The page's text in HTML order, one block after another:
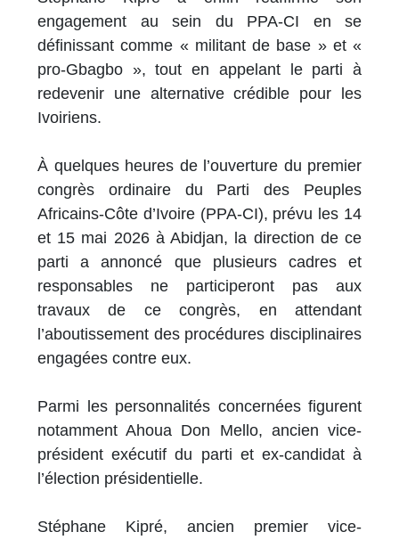
engagement au sein du PPA-CI en se
définissant comme « militant de base » et «
pro-Gbagbo », tout en appelant le parti à
redevenir une alternative crédible pour les
Ivoiriens.
À quelques heures de l’ouverture du premier
congrès ordinaire du Parti des Peuples
Africains-Côte d’Ivoire (PPA-CI), prévu les 14
et 15 mai 2026 à Abidjan, la direction de ce
parti a annoncé que plusieurs cadres et
responsables ne participeront pas aux
travaux de ce congrès, en attendant
l’aboutissement des procédures disciplinaires
engagées contre eux.
Parmi les personnalités concernées figurent
notamment Ahoua Don Mello, ancien vice-
président exécutif du parti et ex-candidat à
l’élection présidentielle.
Stéphane Kipré, ancien premier vice-